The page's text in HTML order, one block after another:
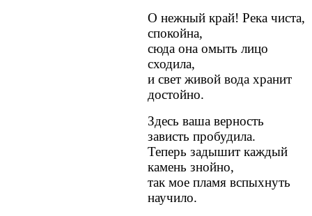
О нежный край! Река чиста,
спокойна,
сюда она омыть лицо
сходила,
и свет живой вода хранит
достойно.
Здесь ваша верность
зависть пробудила.
Теперь задышит каждый
камень знойно,
так мое пламя вспыхнуть
научило.